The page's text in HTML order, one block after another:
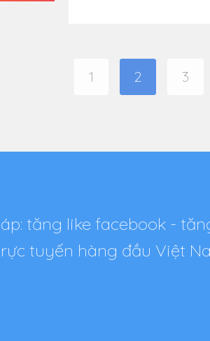
1 2 3
tăng like facebook -
tuyến hàng đầu Việt